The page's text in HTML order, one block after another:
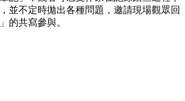
並不定時拋出各種問題，邀請現場觀眾回
的共寫參與。